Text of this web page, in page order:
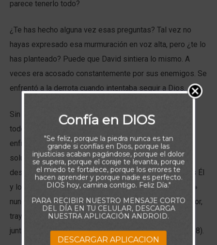
parece tenerlo todo?
¿Te has hecho alguna vez esas preguntas? Tal vez no
hayas expresado esa murmuración en voz alta, pero ¿te lo
has planteado? Puede que David sintiera lo mismo. A
veces era acosado constantemente por sus enemigos. Se
enfrentó a la derrota cuando intentaba seguir a Dios.
Sin embargo, David llegó a la etapa de una frase que
todos hemos pronunciado «pero Dios». Cuando me
enfrento a una dificultad que parece abrumadora y sin
solución, pero confío en Él, el Señor me lleva de la
desesperanza a la verdad de saber quién realmente es Él
y lo que ha prometido. Todo lo demás falla, «pero Dios»
nunca me abandonará, eligiendo siempre lo que es mejor,
trayendo gloria a Sí mismo, obrando todas las cosas
juntas para mi bien mientras sigo Su voluntad (Rom. 8:28).
Confía en DIOS
"Se feliz, porque la piedra nunca es tan
grande si confías en Dios, porque las
injusticias acaban pagándose, porque el dolor
se supera, porque el coraje te levanta, porque
el miedo te fortalece, porque los errores te
hacen aprender y porque nadie es perfecto.
DIOS hoy, camina contigo. Feliz Día."
PARA RECIBIR NUESTRO MENSAJE CORTO
DEL DÍA EN TU CELULAR, DESCARGA
NUESTRA APLICACIÓN ANDROID.
DESCARGAR APLICACION